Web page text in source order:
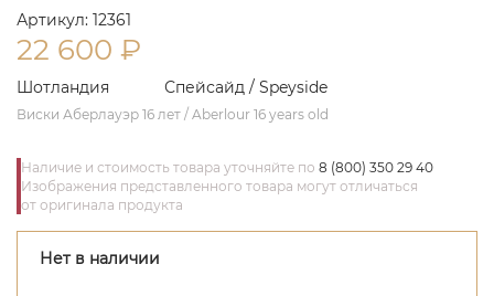
Артикул: 12361
22 600 ₽
Шотландия Спейсайд / Speyside
Виски Аберлауэр 16 лет / Aberlour 16 years old
Наличие и стоимость товара уточняйте по 8 (800) 350 29 40
Изображения представленного товара могут отличаться
от оригинала продукта
Нет в наличии